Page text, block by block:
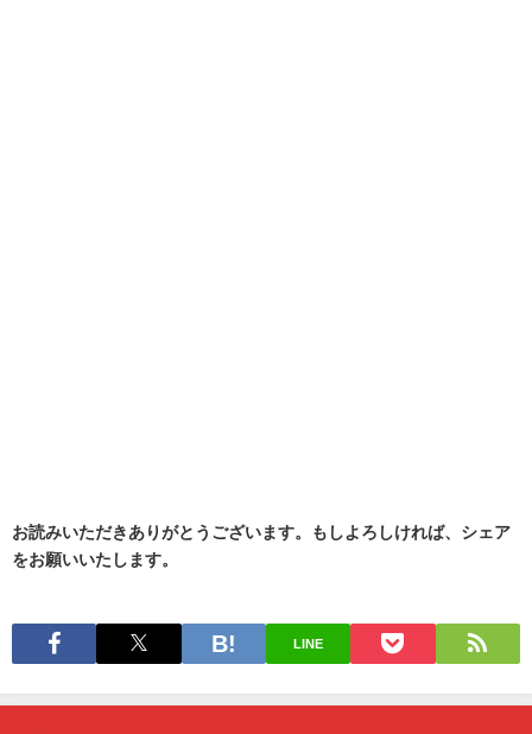
お読みいただきありがとうございます。もしよろしければ、シェア
をお願いいたします。
LINE